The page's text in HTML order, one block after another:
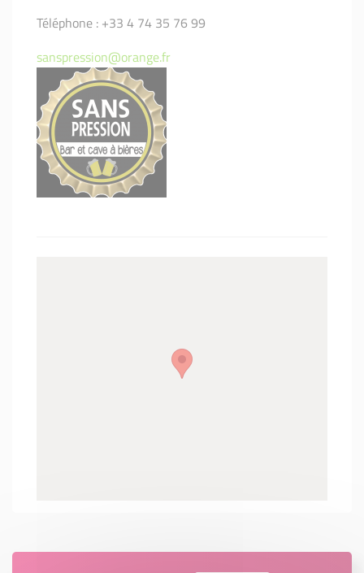
Téléphone : +33 4 74 35 76 99
sanspression@orange.fr